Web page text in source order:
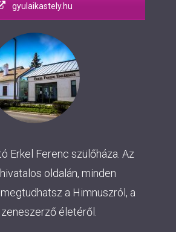
gyulaikastely.hu
Erkel Ferenc szülőháza. Az
oldalán, minden
a Himnuszról, a
zeneszerző életéről.